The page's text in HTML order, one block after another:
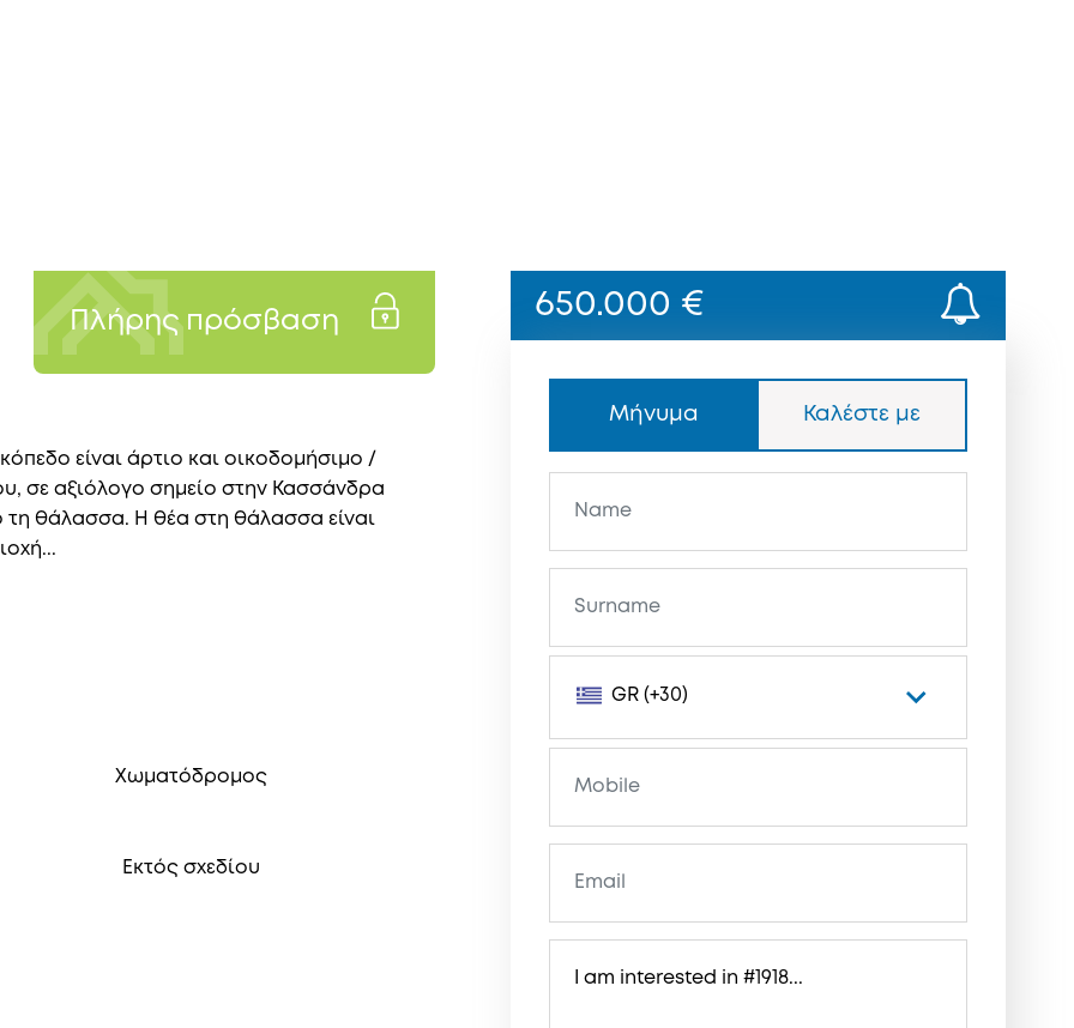
Πλήρης πρόσβαση
είναι άρτιο και οικοδομήσιμο /
σε αξιόλογο σημείο στην Κασσάνδρα
τη θάλασσα. Η θέα στη θάλασσα είναι
Χωματόδρομος
Εκτός σχεδίου
650.000 €
Μήνυμα Καλέστε με
GR (+30)